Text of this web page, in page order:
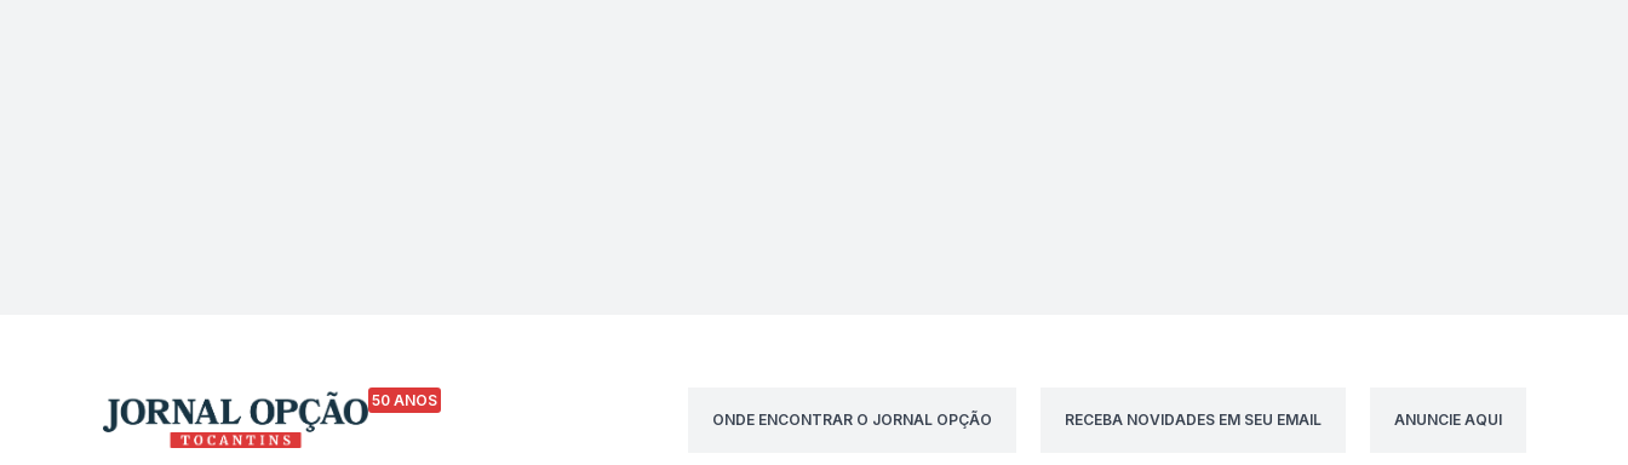
50 ANOS
ONDE ENCONTRAR O JORNAL OPÇÃO
RECEBA NOVIDADES EM SEU EMAIL ANUNCIE AQUI